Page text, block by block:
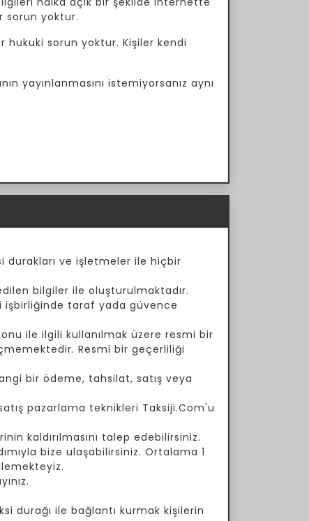
sorun yoktur.
hukuki sorun yoktur. Kişiler kendi
yayınlanmasını istemiyorsanız aynı
ve işletmeler ile hiçbir
bilgiler ile oluşturulmaktadır.
işbirliğinde taraf yada güvence
ile ilgili kullanılmak üzere resmi bir
Resmi bir geçerliliği
bir ödeme, tahsilat, satış veya
pazarlama teknikleri Taksiji.Com'u
kaldırılmasını talep edebilirsiniz.
bize ulaşabilirsiniz. Ortalama 1
durağı ile bağlantı kurmak kişilerin